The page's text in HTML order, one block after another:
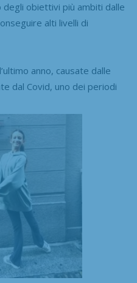
degli obiettivi più ambiti dalle
alti livelli di
anno, causate dalle
dal Covid, uno dei periodi